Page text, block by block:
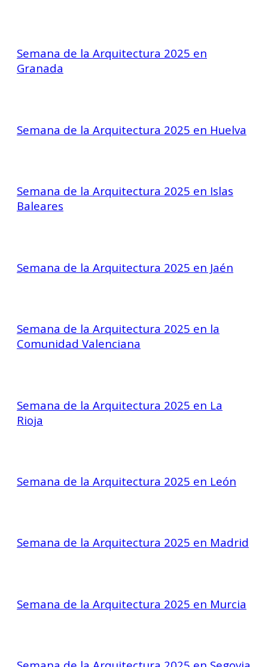
Semana de la Arquitectura 2025 en
Granada
Semana de la Arquitectura 2025 en Huelva
Semana de la Arquitectura 2025 en Islas
Baleares
Semana de la Arquitectura 2025 en Jaén
Semana de la Arquitectura 2025 en la
Comunidad Valenciana
Semana de la Arquitectura 2025 en La
Rioja
Semana de la Arquitectura 2025 en León
Semana de la Arquitectura 2025 en Madrid
Semana de la Arquitectura 2025 en Murcia